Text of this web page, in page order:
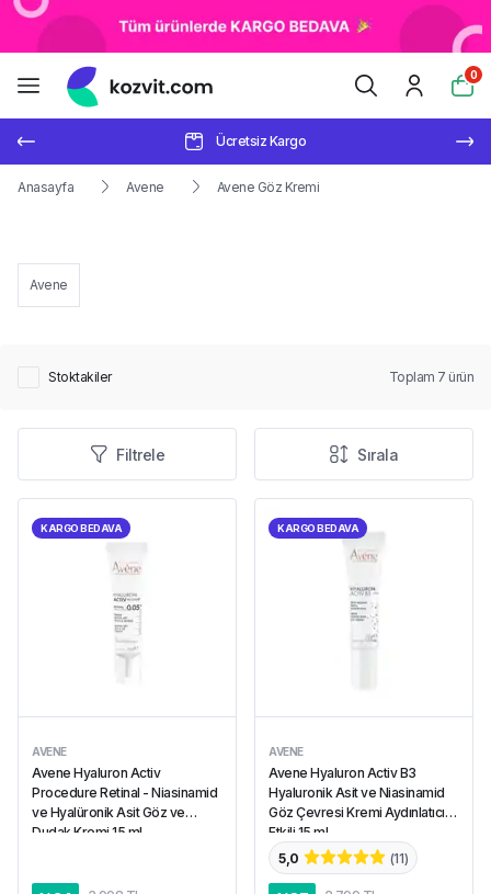
0
Ücretsiz Kargo
Anasayfa Avene Avene Göz Kremi
Avene
Stoktakiler Toplam 7 ürün
Filtrele Sırala
KARGO BEDAVA
AVENE
Avene Hyaluron Activ
Procedure Retinal - Niasinamid
ve Hyalüronik Asit Göz ve
Dudak Kremi 15 ml
KARGO BEDAVA
AVENE
Avene Hyaluron Activ B3
Hyaluronik Asit ve Niasinamid
Göz Çevresi Kremi Aydınlatıcı
Etkili 15 ml
5,0
(11)